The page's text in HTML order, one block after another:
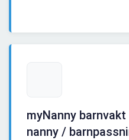
myNanny
nanny /